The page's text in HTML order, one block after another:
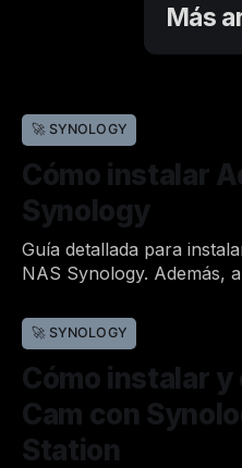
Más
🚀 SYNOLOGY
Cómo instalar
Synology
Guía detallada para
NAS Synology. Además,
un router Asus.
🚀 SYNOLOGY
Cómo instalar
Cam con
Station